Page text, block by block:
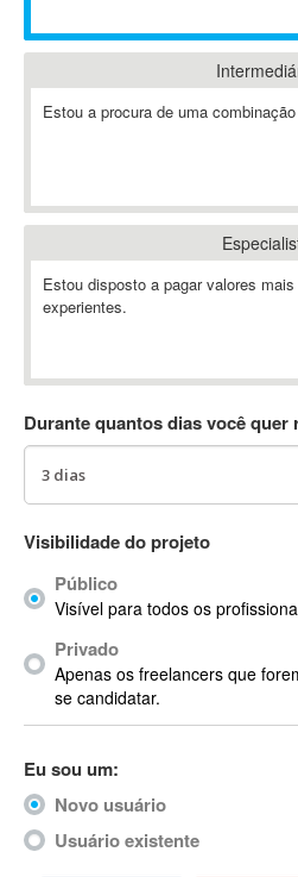
ABAP
Abaqus
ABBYY FineReader
Ableton
Ableton Push
Abstract
AC3
ACID Pro
ACPI
Acrobat
Acrobat X
Acronis
ACT
Actimize
ActionScript
ActionScript 3
Estou a procura de uma
Estou disposto a pagar valores
experientes.
Durante quantos dias você quer
Visibilidade do projeto
Público
Visível para todos os
Privado
Apenas os freelancers que
se candidatar.
Eu sou um:
Novo usuário
Usuário existente